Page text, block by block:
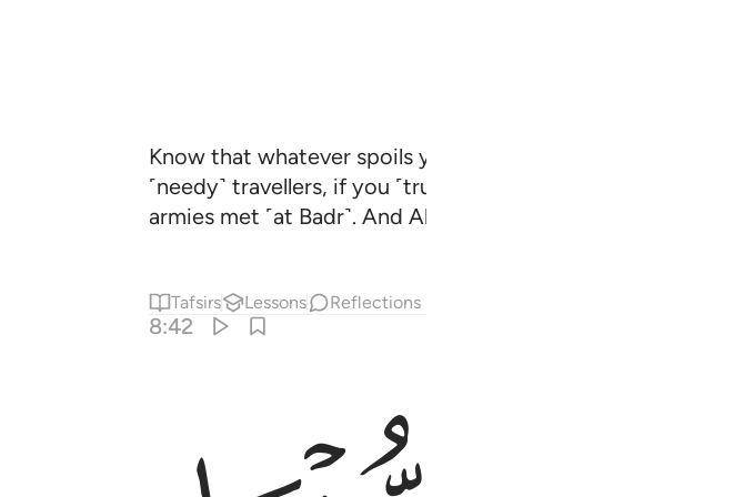
Know that whatever spoils you take, one-fifth is for Allah
˹needy˺ travellers, if you ˹truly˺ believe in Allah and what
armies met ˹at Badr˺. And Allah is Most Capable of everything.
Tafsirs Lessons Reflections
8:42
في الميعاد ولاكن ليقضي الله امرا كان مفعولا ليهلك من هلك عن بينة ويحيى من حي عن بينة وان الله
لَٱخْتَلَفْتُمْ فِى ٱلْمِيعَـٰدِ ۙ وَلَـٰكِن لِّيَقْضِىَ ٱللَّهُ أَمْرًۭا كَانَ مَفْعُولًۭا لِّيَهْلِكَ مَنْ هَلَكَ عَنۢ بَيِّنَةٍۢ وَيَحْيَىٰ